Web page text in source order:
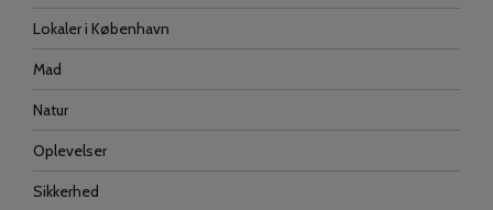
Lokaler i København
Mad
Natur
Oplevelser
Sikkerhed